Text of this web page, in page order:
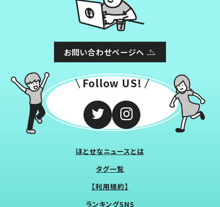
お問い合わせページへ
Follow US!
ほとせなニュースとは
タグ一覧
【利用規約】
ランキングSNS